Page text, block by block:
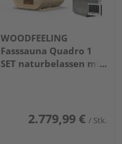
WOODFEELING
Fasssauna Quadro 1
SET naturbelassen mit
2.779,99 € / Stk.